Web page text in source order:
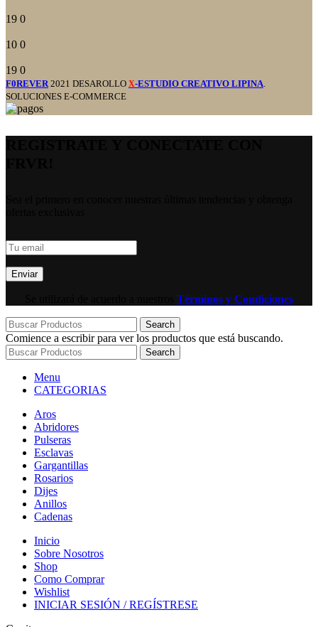
19 0
10 0
19 0
F0REVER 2021 DESAROLLO X-ESTUDIO CREATIVO LIPINA
SOLUCIONES E-COMMERCE
Términos y Condiciones
Search
Comience a escribir para ver los productos que está buscando.
Search
Menu
CATEGORIAS
Aros
Abridores
Pulseras
Esclavas
Gargantillas
Rosarios
Dijes
Anillos
Cadenas
Inicio
Sobre Nosotros
Shop
Como Comprar
Wishlist
INICIAR SESIÓN / REGÍSTRESE